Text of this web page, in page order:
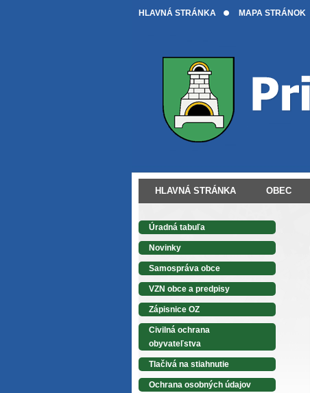
HLAVNÁ STRÁNKA MAPA STRÁNOK
HLAVNÁ STRÁNKA OBEC
Úradná tabuľa
Novinky
Samospráva obce
VZN obce a predpisy
Zápisnice OZ
Civilná ochrana
obyvateľstva
Tlačivá na stiahnutie
Ochrana osobných údajov